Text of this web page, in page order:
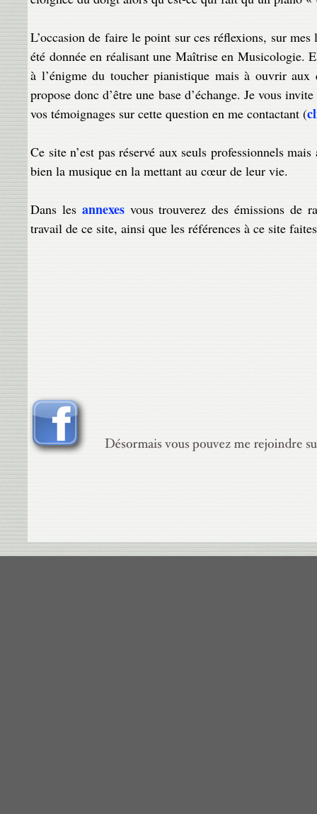
L’occasion de faire le point sur ces réflexions, sur mes
été donnée en réalisant une Maîtrise en Musicologie.
à l’énigme du toucher pianistique mais à ouvrir
propose donc d’être une base d’échange. Je vous
vos témoignages sur cette question en me contactant (
Ce site n’est pas réservé aux seuls professionnels
bien la musique en la mettant au cœur de leur vie.
Dans les annexesvous trouverez des émissions de
travail de ce site, ainsi que les références à ce site